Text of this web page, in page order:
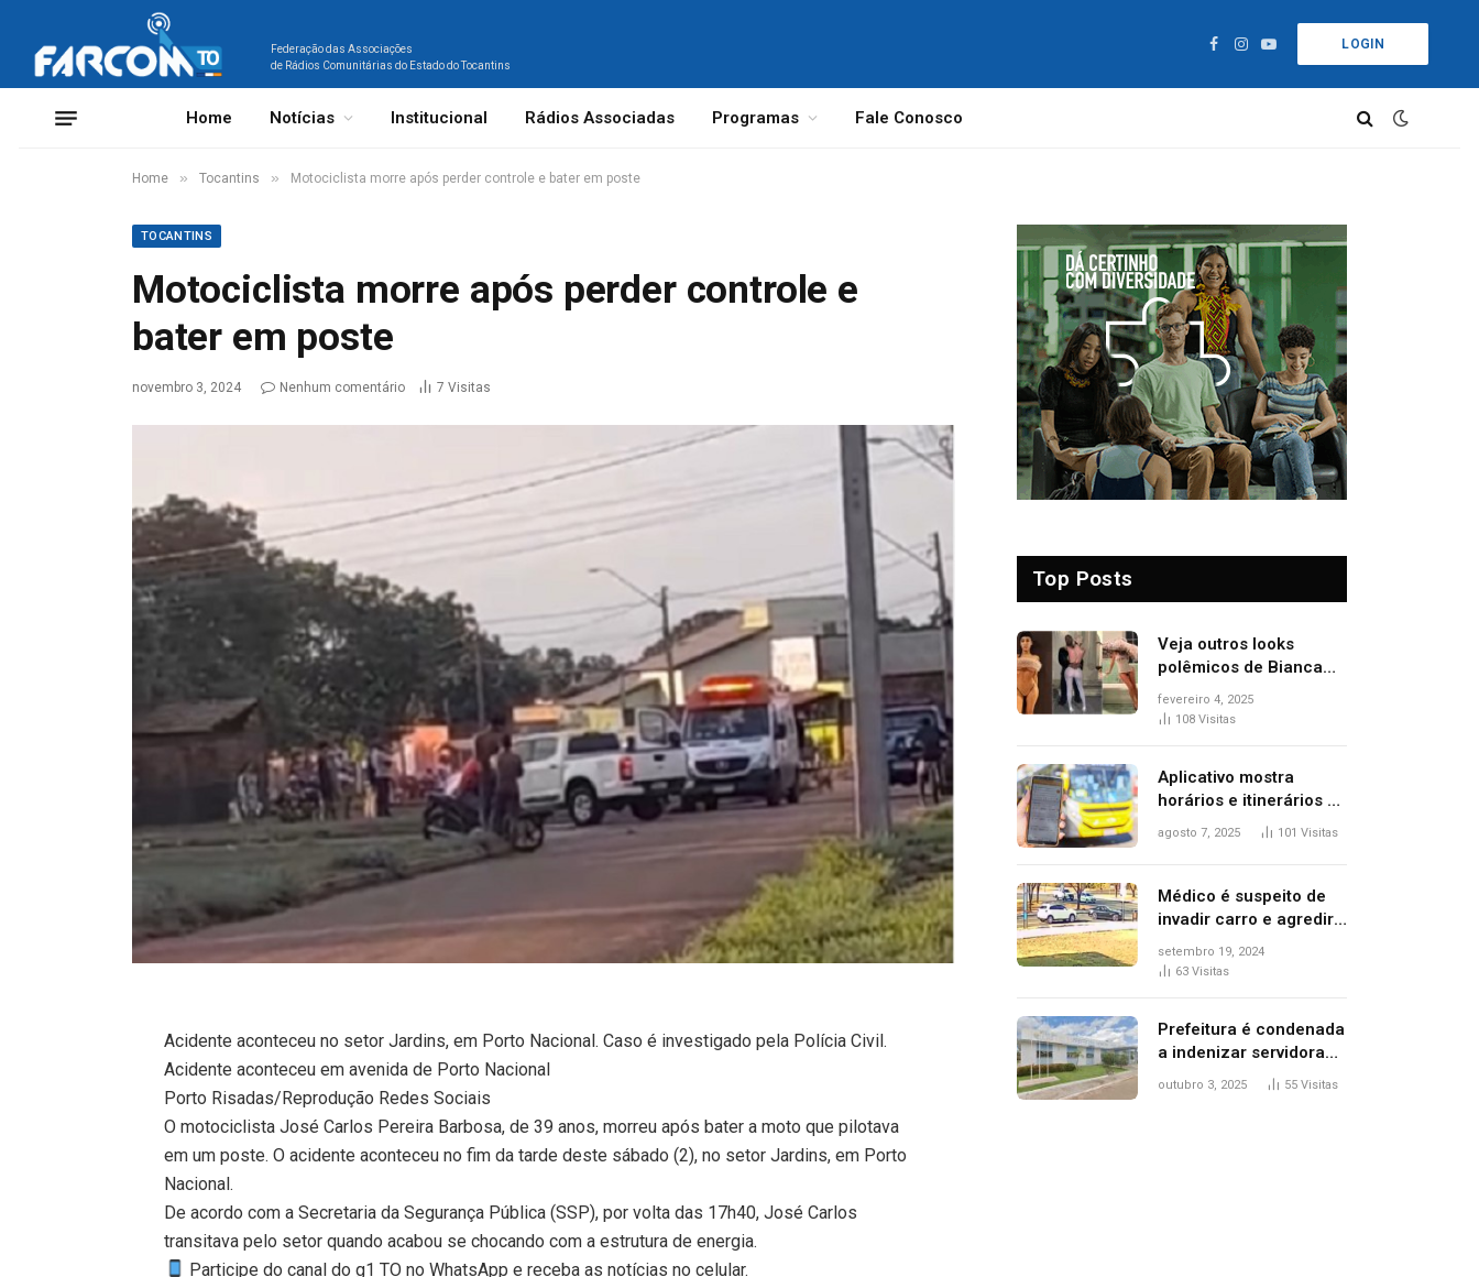
Federação das Associações
de Rádios Comunitárias do Estado do Tocantins
Facebook
Instagram
YouTube
LOGIN
Home Notícias Institucional Rádios Associadas Programas Fale Conosco
Home » Tocantins » Motociclista morre após perder controle e bater em poste
TOCANTINS
Motociclista morre após perder controle e
bater em poste
novembro 3, 2024 Nenhum comentário 7 Visitas
Acidente aconteceu no setor Jardins, em Porto Nacional. Caso é investigado pela Polícia Civil.
Acidente aconteceu em avenida de Porto Nacional
Porto Risadas/Reprodução Redes Sociais
O motociclista José Carlos Pereira Barbosa, de 39 anos, morreu após bater a moto que pilotava
em um poste. O acidente aconteceu no fim da tarde deste sábado (2), no setor Jardins, em Porto
Nacional.
De acordo com a Secretaria da Segurança Pública (SSP), por volta das 17h40, José Carlos
transitava pelo setor quando acabou se chocando com a estrutura de energia.
Participe do canal do g1 TO no WhatsApp e receba as notícias no celular.
Top Posts
Veja outros looks
polêmicos de Bianca
Censori, esposa de
Kanye West que
fevereiro 4, 2025
108 Visitas
Aplicativo mostra
horários e itinerários de
ônibus a usuários do
agosto 7, 2025 101 Visitas
Médico é suspeito de
invadir carro e agredir
delegado aposentado
durante confusão no
setembro 19, 2024
63 Visitas
Prefeitura é condenada
a indenizar servidora
temporária demitida
outubro 3, 2025 55 Visitas